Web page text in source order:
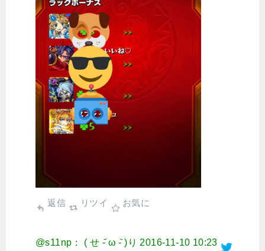
返信 リツイ お気に
@s11np： ( せ -᷄ ω -᷅ )り 2016-11-10 10:23